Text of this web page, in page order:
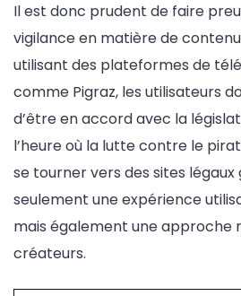
Il est donc prudent de faire
vigilance en matière de
utilisant des plateformes de
comme Pigraz, les utilisateurs
d’être en accord avec la
l’heure où la lutte contre le
se tourner vers des sites
seulement une expérience
mais également une approche
créateurs.